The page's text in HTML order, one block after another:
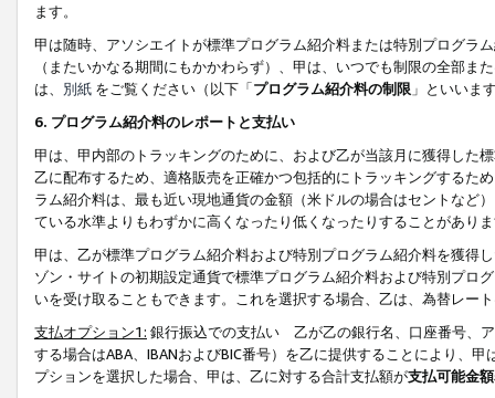
ます。
甲は随時、アソシエイトが標準プログラム紹介料または特別プログラ
（またいかなる期間にもかかわらず）、甲は、いつでも制限の全部
は、 別紙 をご覧ください（以下「プログラム紹介料の制限 」といいま
6. プログラム紹介料のレポートと支払い
甲は、甲内部のトラッキングのために、および乙が当該月に獲得した
乙に配布するため、適格販売を正確かつ包括的にトラッキングするた
ラム紹介料は、最も近い現地通貨の金額（米ドルの場合はセントなど
ている水準よりもわずかに高くなったり低くなったりすることがあり
甲は、乙が標準プログラム紹介料および特別プログラム紹介料を獲得
ゾン・サイトの初期設定通貨で標準プログラム紹介料および特別プロ
いを受け取ることもできます。これを選択する場合、乙は、為替レー
支払オプション1: 銀行振込での支払い 乙が乙の銀行名、口座番号、
する場合はABA、IBANおよびBIC番号）を乙に提供することにより、
プションを選択した場合、甲は、乙に対する合計支払額が支払可能金